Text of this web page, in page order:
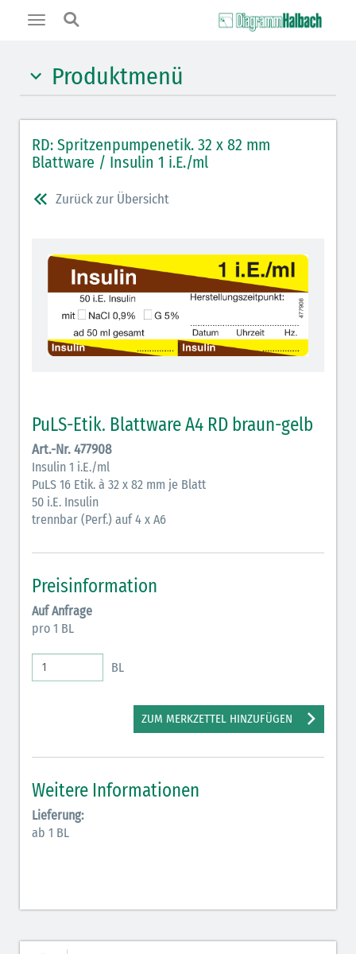
Toggle
Produktmenü
Benzodiazepine (orange)
Lokalanästhetika (grau)
Antihypertonika/Vasodilatantien (hellviolett
schraffiert)
Antiemetika (salmon)
Verschiedene Medikamente (weiß)
Koagulantien (hellgrau/weiß schwarz schraffiert)
Bronchodilatatoren (blau-braun)
Antikonvulsiva (grau-lila)
Elektrolyte (grün-pink)
Elektrolyte Kalium (grün-blau)
Elektrolyte NaCl (grün)
Hormone Insulin (braun-gelb)
RD: Spritzenpumpenetik. 32 x 82 mm
Blattware / Insulin 1 i.E./ml
Zurück zur Übersicht
PuLS-Etik. Blattware A4 RD braun-gelb
Art.-Nr. 477908
Insulin 1 i.E./ml
PuLS 16 Etik. à 32 x 82 mm je Blatt
50 i.E. Insulin
trennbar (Perf.) auf 4 x A6
Preisinformation
Auf Anfrage
pro 1 BL
BL
ZUM MERKZETTEL HINZUFÜGEN
Weitere Informationen
Lieferung:
ab 1 BL